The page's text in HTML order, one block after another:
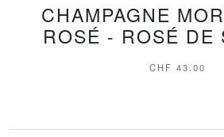
CHAMPAGNE
ROSÉ - ROSÉ DE
CHF 43.00